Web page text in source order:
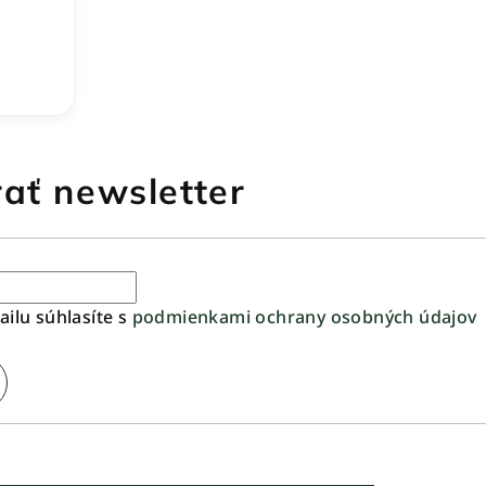
newsletter
súhlasíte s podmienkami ochrany osobných údajov